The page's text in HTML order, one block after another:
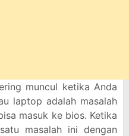
muncul ketika Anda
laptop adalah masalah
masuk ke bios. Ketika
masalah ini dengan